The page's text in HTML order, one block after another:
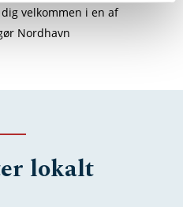
velkommen i en af
Nordhavn
lokalt